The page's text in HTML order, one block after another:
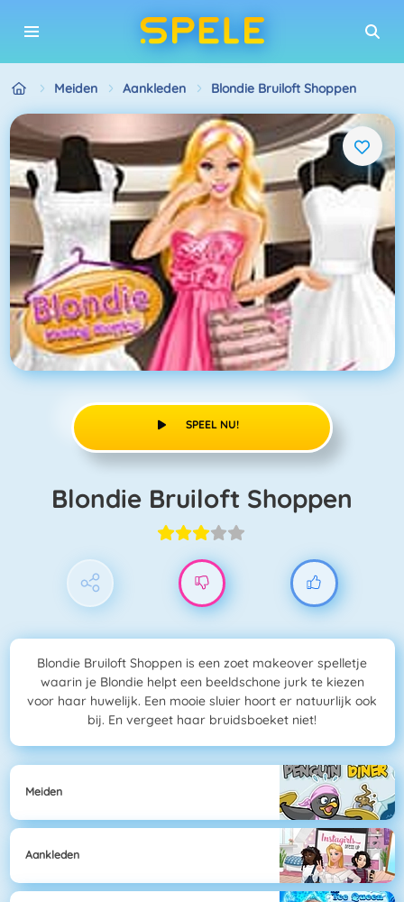
Meiden Aankleden Blondie Bruiloft Shoppen
SPEEL NU!
Blondie Bruiloft Shoppen
Blondie Bruiloft Shoppen is een zoet makeover spelletje
waarin je Blondie helpt een beeldschone jurk te kiezen
voor haar huwelijk. Een mooie sluier hoort er natuurlijk ook
bij. En vergeet haar bruidsboeket niet!
Meiden
Aankleden